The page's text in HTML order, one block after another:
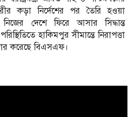
কড়া নির্দেশের পর তৈরি হওয়া
দেশে ফিরে আসার সিদ্ধান্ত
হাকিমপুর সীমান্তে নিরাপত্তা
করেছে বিএসএফ।